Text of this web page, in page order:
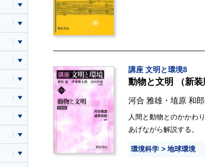
講座 文明と環境8
動物と文明 （新装
河合 雅雄 ・ 埴原 和郎
人間と動物とのかかわ
あげながら解説する。
環境科学 地球環境